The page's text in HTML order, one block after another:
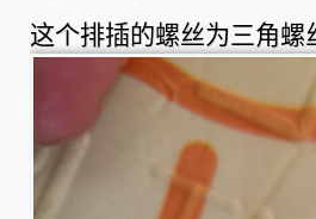
座
维
修
录
这个排插的螺丝为三角螺